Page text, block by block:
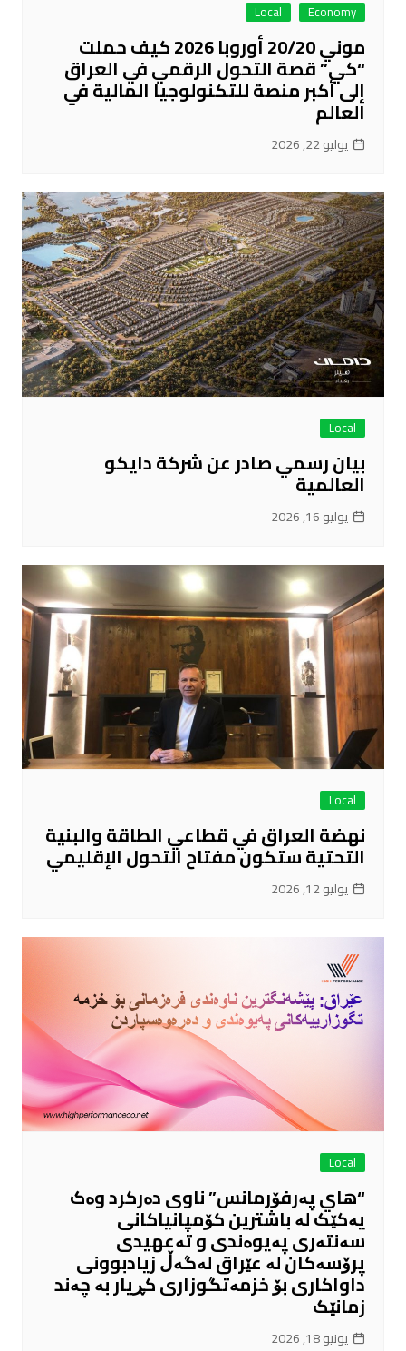
Economy
Local
موني 20/20 أوروبا 2026 كيف حملت
“كي” قصة التحول الرقمي في العراق
إلى أكبر منصة للتكنولوجيا المالية في
العالم
يوليو 22, 2026
Local
بيان رسمي صادر عن شركة دايكو
العالمية
يوليو 16, 2026
Local
نهضة العراق في قطاعي الطاقة والبنية
التحتية ستكون مفتاح التحول الإقليمي
يوليو 12, 2026
Local
“هاي پەرفۆرمانس” ناوی دەرکرد وەک
یەکێک لە باشترین کۆمپانیاکانی
سەنتەری پەیوەندی و تەعهیدی
پرۆسەکان لە عێراق لەگەڵ زیادبوونی
داواکاری بۆ خزمەتگوزاری کڕیار بە چەند
زمانێک
يونيو 18, 2026